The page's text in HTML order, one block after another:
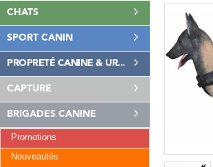
CHATS
SPORT CANIN
PROPRETÉ CANINE & UR...
CAPTURE
BRIGADES CANINE
Promotions
Nouveautés